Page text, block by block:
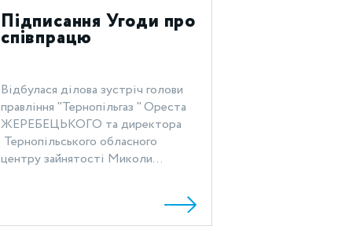
Підписання Угоди про
співпрацю
Відбулася ділова зустріч голови
правління "Тернопільгаз " Ореста
ЖЕРЕБЕЦЬКОГО та директора
Тернопільського обласного
центру зайнятості Миколи...